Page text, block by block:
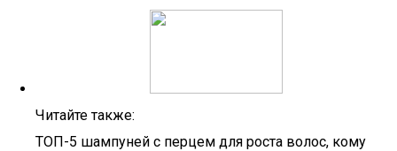
Читайте также:
ТОП-5 шампуней с перцем для роста волос, кому